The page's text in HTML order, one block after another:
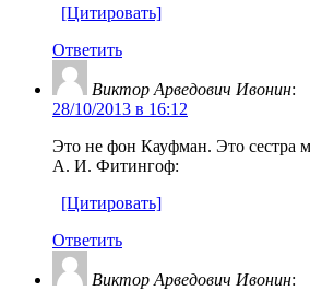
[Цитировать]
Ответить
Виктор Арведович Ивонин:
28/10/2013 в 16:12
Это не фон Кауфман. Это сестра
А. И. Фитингоф:
[Цитировать]
Ответить
Виктор Арведович Ивонин: